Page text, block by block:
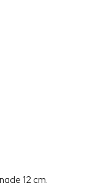
12 cm.